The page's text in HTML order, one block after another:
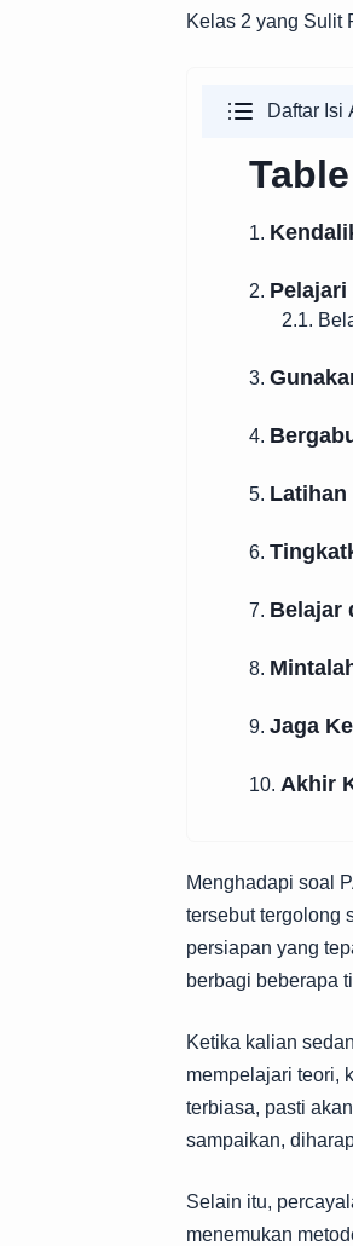
Kelas 2 yang Sulit
Daftar Isi
1.
2. Pelajari
2.1.
3.
4.
5. Latihan
6.
7. Belajar
8.
9. Jaga
10. Akhir
Menghadapi soal
tersebut tergolong
persiapan yang
berbagi beberapa
Ketika kalian
mempelajari teori,
terbiasa, pasti
sampaikan,
Selain itu,
menemukan